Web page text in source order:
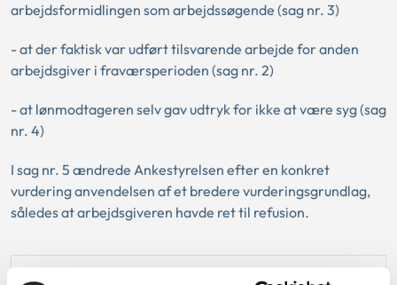
arbejdsformidlingen som arbejdssøgende (sag nr. 3)
- at der faktisk var udført tilsvarende arbejde for anden
arbejdsgiver i fraværsperioden (sag nr. 2)
- at lønmodtageren selv gav udtryk for ikke at være syg (sag
nr. 4)
I sag nr. 5 ændrede Ankestyrelsen efter en konkret
vurdering anvendelsen af et bredere vurderingsgrundlag,
således at arbejdsgiveren havde ret til refusion.
Kassation: